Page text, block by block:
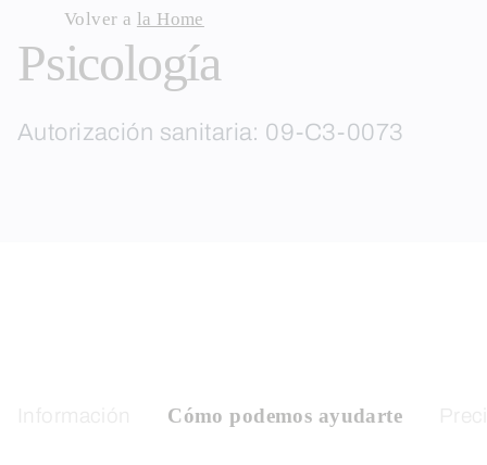
to
content
Volver a la Home
Psicología
Autorización sanitaria: 09-C3-0073
Cómo podemos ayudarte